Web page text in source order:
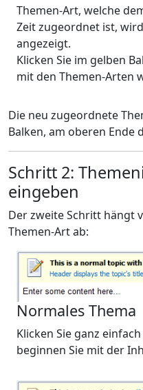
Themen-Art, welche
Zeit zugeordnet ist,
angezeigt.
Klicken Sie im gelben
mit den Themen-Arten
Die neu zugeordnete
Balken, am oberen Ende
Schritt 2:
eingeben
Der zweite Schritt hängt
Themen-Art ab:
Normales Thema
Klicken Sie ganz
beginnen Sie mit der